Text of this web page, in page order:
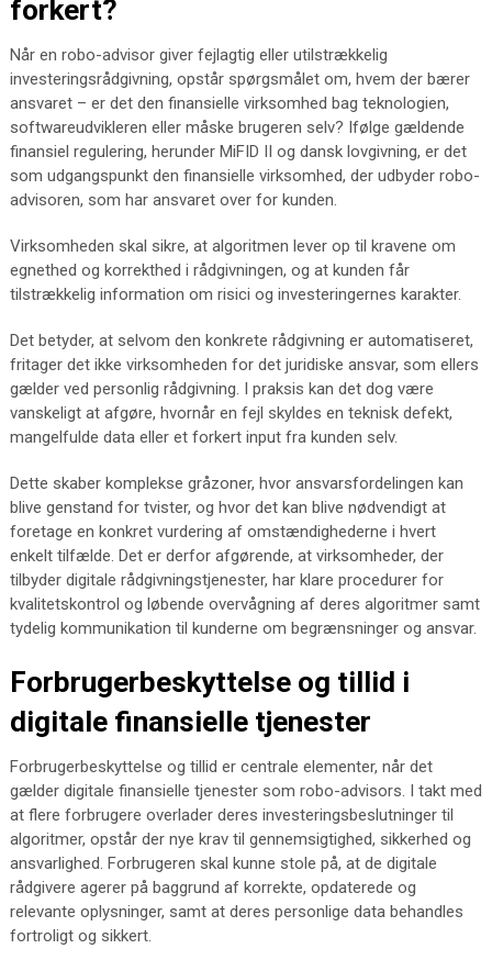
forkert?
Når en robo-advisor giver fejlagtig eller utilstrækkelig
investeringsrådgivning, opstår spørgsmålet om, hvem der bærer
ansvaret – er det den finansielle virksomhed bag teknologien,
softwareudvikleren eller måske brugeren selv? Ifølge gældende
finansiel regulering, herunder MiFID II og dansk lovgivning, er det
som udgangspunkt den finansielle virksomhed, der udbyder robo-
advisoren, som har ansvaret over for kunden.
Virksomheden skal sikre, at algoritmen lever op til kravene om
egnethed og korrekthed i rådgivningen, og at kunden får
tilstrækkelig information om risici og investeringernes karakter.
Det betyder, at selvom den konkrete rådgivning er automatiseret,
fritager det ikke virksomheden for det juridiske ansvar, som ellers
gælder ved personlig rådgivning. I praksis kan det dog være
vanskeligt at afgøre, hvornår en fejl skyldes en teknisk defekt,
mangelfulde data eller et forkert input fra kunden selv.
Dette skaber komplekse gråzoner, hvor ansvarsfordelingen kan
blive genstand for tvister, og hvor det kan blive nødvendigt at
foretage en konkret vurdering af omstændighederne i hvert
enkelt tilfælde. Det er derfor afgørende, at virksomheder, der
tilbyder digitale rådgivningstjenester, har klare procedurer for
kvalitetskontrol og løbende overvågning af deres algoritmer samt
tydelig kommunikation til kunderne om begrænsninger og ansvar.
Forbrugerbeskyttelse og tillid i
digitale finansielle tjenester
Forbrugerbeskyttelse og tillid er centrale elementer, når det
gælder digitale finansielle tjenester som robo-advisors. I takt med
at flere forbrugere overlader deres investeringsbeslutninger til
algoritmer, opstår der nye krav til gennemsigtighed, sikkerhed og
ansvarlighed. Forbrugeren skal kunne stole på, at de digitale
rådgivere agerer på baggrund af korrekte, opdaterede og
relevante oplysninger, samt at deres personlige data behandles
fortroligt og sikkert.